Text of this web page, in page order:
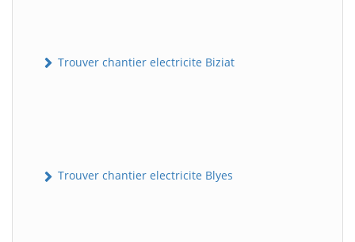
Trouver chantier electricite Biziat
Trouver chantier electricite Blyes